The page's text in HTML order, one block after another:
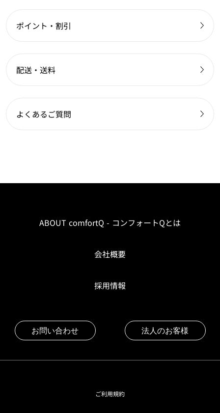
ポイント・割引
配送・送料
よくあるご質問
ABOUT comfortQ - コンフォートQとは
会社概要
採用情報
お問い合わせ 法人のお客様
ご利用規約